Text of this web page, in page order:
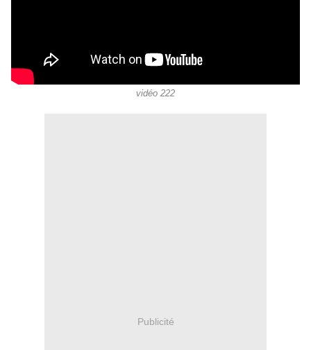
vidéo 222
Publicité